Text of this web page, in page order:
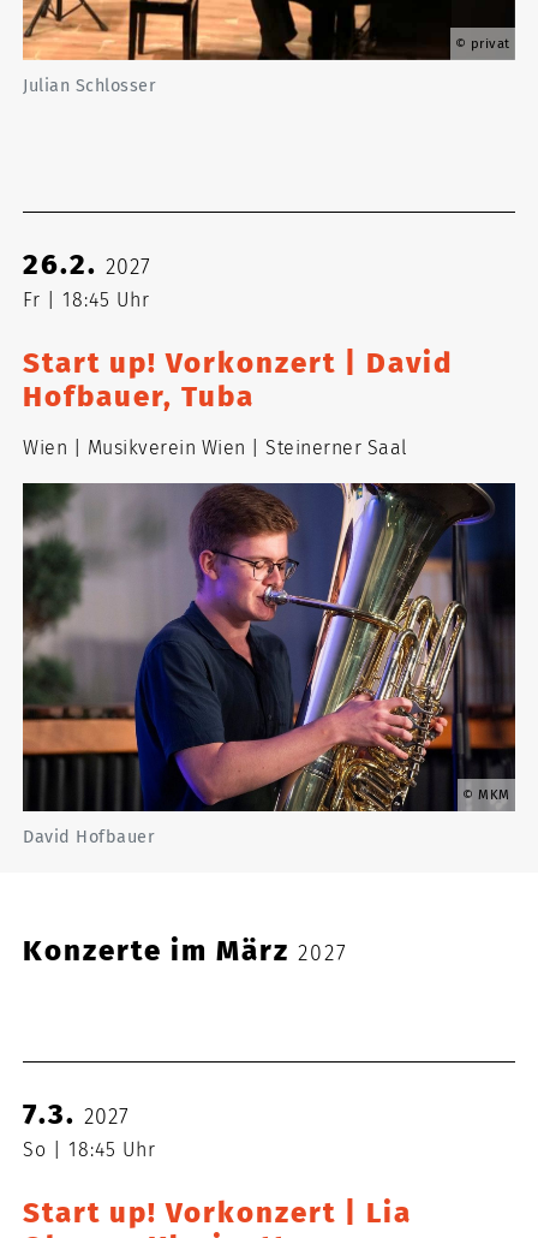
privat
Julian Schlosser
26.2.2027
Fr 18:45 Uhr
Start up! Vorkonzert | David
Hofbauer, Tuba
Wien Musikverein Wien Steinerner Saal
MKM
David Hofbauer
Konzerte im März2027
7.3.2027
So 18:45 Uhr
Start up! Vorkonzert | Lia